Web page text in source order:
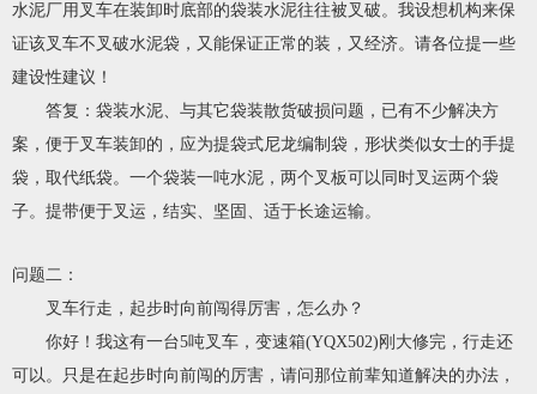
水泥厂用叉车在装卸时底部的袋装水泥往往被叉破。我设想机构来保
证该叉车不叉破水泥袋，又能保证正常的装，又经济。请各位提一些
建设性建议！
答复：袋装水泥、与其它袋装散货破损问题，已有不少解决方
案，便于叉车装卸的，应为提袋式尼龙编制袋，形状类似女士的手提
袋，取代纸袋。一个袋装一吨水泥，两个叉板可以同时叉运两个袋
子。提带便于叉运，结实、坚固、适于长途运输。
问题二：
叉车行走，起步时向前闯得厉害，怎么办？
你好！我这有一台5吨叉车，变速箱(YQX502)刚大修完，行走还
可以。只是在起步时向前闯的厉害，请问那位前辈知道解决的办法，